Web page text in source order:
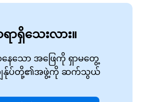
ရာရှိသေးလား။
ေသော အဖြေကို ရှာမတွေ့
ျွန်ုပ်တို့၏အဖွဲ့ကို ဆက်သွယ်